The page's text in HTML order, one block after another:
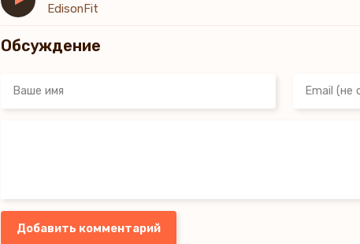
EdisonFit
Обсуждение
Добавить комментарий